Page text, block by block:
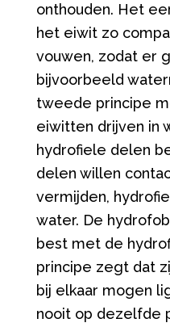
onthouden. Het
het eiwit zo
vouwen, zodat er
bijvoorbeeld
tweede principe
eiwitten drijven in
hydrofiele delen
delen willen
vermijden,
water. De
best met de
principe zegt dat
bij elkaar mogen
nooit op dezelfde